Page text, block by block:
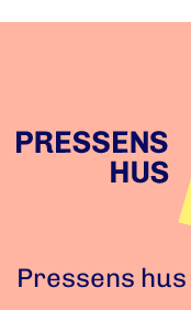
Pressens hus